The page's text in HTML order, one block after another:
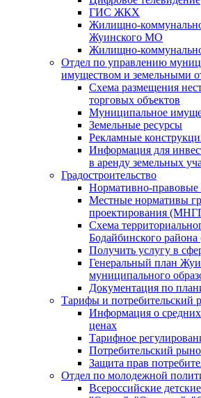
ГИС ЖКХ
Жилищно-
Жуинского МО
Жилищно-
Отдел по управлению
имуществом и земельными
Схема размещения
торговых объектов
Муниципальное
Земельные ресурсы
Рекламные
Информация для
в аренду земельных
Градостроительство
Нормативно-правовые
Местные нормативы
проектирования
Схема
Бодайбинского
Получить услугу в
Генеральный план
муниципального
Документация по
Тарифы и потребительский
Информация о средних
ценах
Тарифное
Потребительский
Защита прав
Отдел по молодежной
Всероссийские